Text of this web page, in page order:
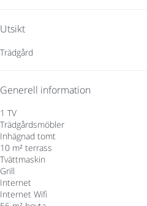
Utsikt
Trädgård
Generell information
1 TV
Trädgårdsmöbler
Inhägnad tomt
10 m² terrass
Tvättmaskin
Grill
Internet
Internet Wifi